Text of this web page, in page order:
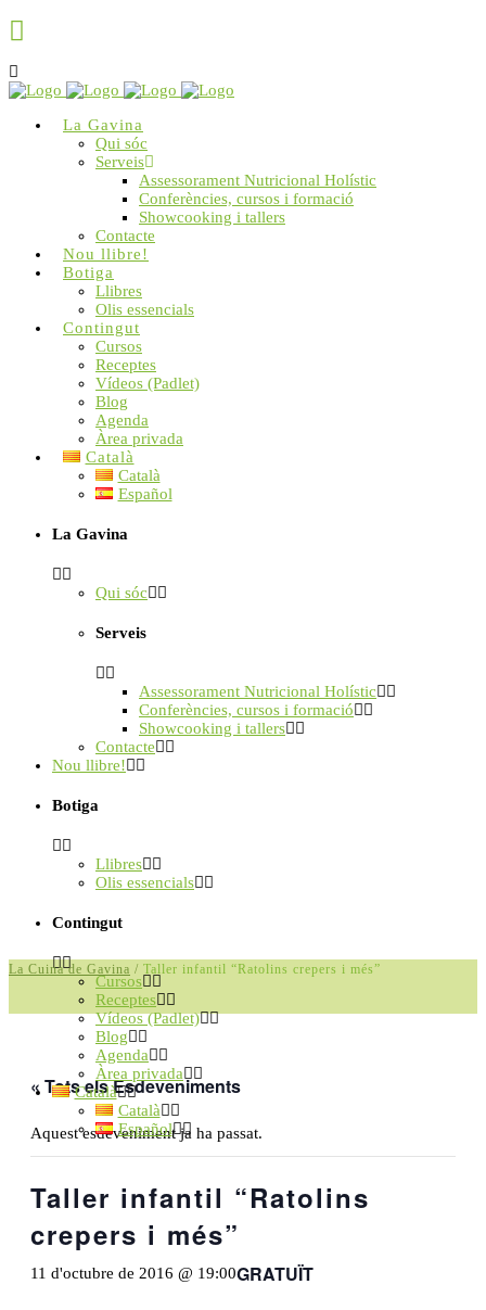
La Gavina
Qui sóc
Serveis
Assessorament Nutricional Holístic
Conferències, cursos i formació
Showcooking i tallers
Contacte
Nou llibre!
Botiga
Llibres
Olis essencials
Contingut
Cursos
Receptes
Vídeos (Padlet)
Blog
Agenda
Àrea privada
Català
Català
Español
La Gavina
Qui sóc
Serveis
Assessorament Nutricional Holístic
Conferències, cursos i formació
Showcooking i tallers
Contacte
Nou llibre!
Botiga
Llibres
Olis essencials
Contingut
Cursos
Receptes
Vídeos (Padlet)
Blog
Agenda
Àrea privada
Català
Català
Español
La Cuina de Gavina / Taller infantil “Ratolins crepers i més”
« Tots els Esdeveniments
Aquest esdeveniment ja ha passat.
Taller infantil “Ratolins
crepers i més”
11 d'octubre de 2016 @ 19:00GRATUÏT